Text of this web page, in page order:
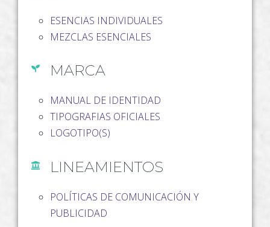
ESENCIAS INDIVIDUALES
MEZCLAS ESENCIALES
MARCA
MANUAL DE IDENTIDAD
TIPOGRAFIAS OFICIALES
LOGOTIPO(S)
LINEAMIENTOS
POLÍTICAS DE COMUNICACIÓN Y
PUBLICIDAD